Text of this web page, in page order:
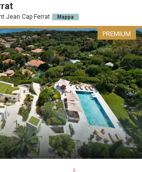
Jean Cap Ferrat Mappa
PREMIUM